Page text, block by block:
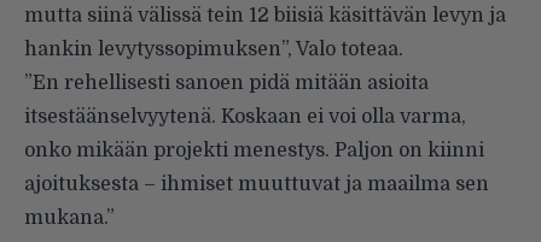
mutta siinä välissä tein 12 biisiä käsittävän levyn ja
hankin levytyssopimuksen”, Valo toteaa.
”En rehellisesti sanoen pidä mitään asioita
itsestäänselvyytenä. Koskaan ei voi olla varma,
onko mikään projekti menestys. Paljon on kiinni
ajoituksesta – ihmiset muuttuvat ja maailma sen
mukana.”